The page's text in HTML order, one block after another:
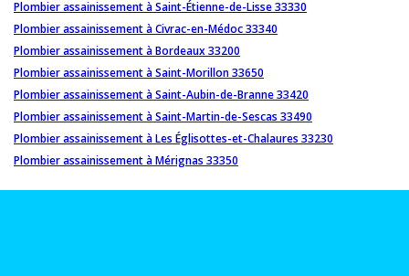
Plombier assainissement à Saint-Étienne-de-Lisse 33330
Plombier assainissement à Civrac-en-Médoc 33340
Plombier assainissement à Bordeaux 33200
Plombier assainissement à Saint-Morillon 33650
Plombier assainissement à Saint-Aubin-de-Branne 33420
Plombier assainissement à Saint-Martin-de-Sescas 33490
Plombier assainissement à Les Églisottes-et-Chalaures 33230
Plombier assainissement à Mérignas 33350